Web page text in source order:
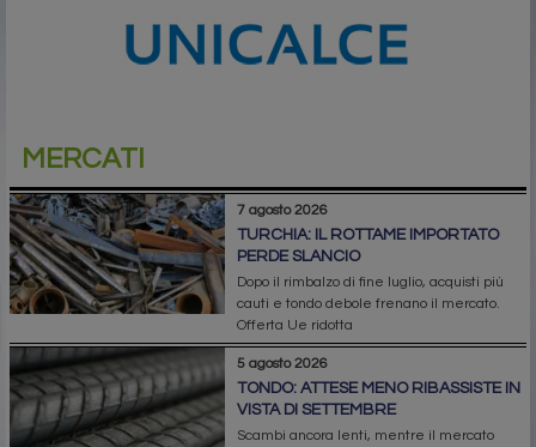
MERCATI
7 agosto 2026
TURCHIA: IL ROTTAME IMPORTATO
PERDE SLANCIO
Dopo il rimbalzo di fine luglio, acquisti più
cauti e tondo debole frenano il mercato.
Offerta Ue ridotta
5 agosto 2026
TONDO: ATTESE MENO RIBASSISTE IN
VISTA DI SETTEMBRE
Scambi ancora lenti, mentre il mercato